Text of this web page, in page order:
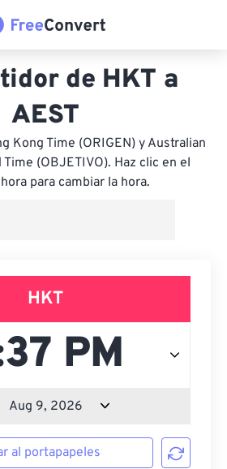
de HKT a
AEST
Kong Time (ORIGEN) y Australian
(OBJETIVO). Haz clic en el
para cambiar la hora.
HKT
al portapapeles